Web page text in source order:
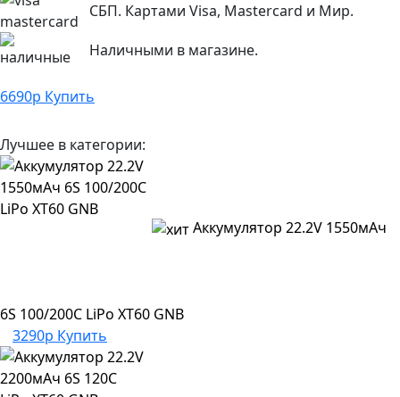
СБП. Картами Visa, Mastercard и Мир.
Наличными в магазине.
6690р Купить
Лучшее в категории:
Аккумулятор 22.2V 1550мАч
6S 100/200C LiPo XT60 GNB
3290р Купить